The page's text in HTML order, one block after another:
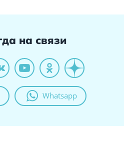
на связи
Whatsapp